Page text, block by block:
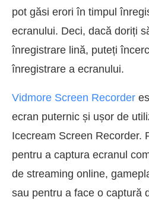
pot găsi erori în timpul
ecranului. Deci, dacă doriți
înregistrare lină, puteți
înregistrare a ecranului.
Vidmore Screen Recorder
ecran puternic și ușor de
Icecream Screen Recorder.
pentru a captura ecranul
de streaming online,
sau pentru a face o captură